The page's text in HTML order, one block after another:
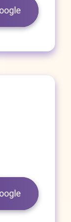
(Ouvre
dans un
(Ouvre